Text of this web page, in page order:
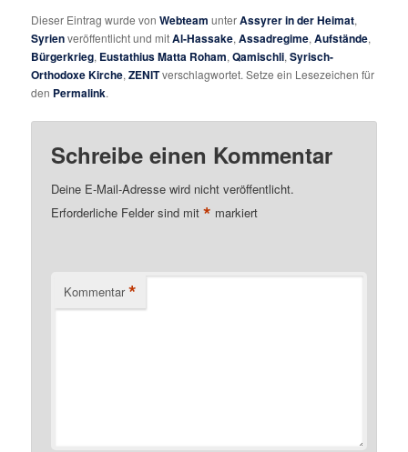
Dieser Eintrag wurde vonWebteam unterAssyrer in der Heimat,
Syrienveröffentlicht und mitAl-Hassake,Assadregime,Aufstände,
Bürgerkrieg, Eustathius Matta Roham,Qamischli,Syrisch-
Orthodoxe Kirche,ZENITverschlagwortet. Setze ein Lesezeichen für
den Permalink.
Schreibe einen Kommentar
Deine E-Mail-Adresse wird nicht veröffentlicht.
Erforderliche Felder sind mit* markiert
Kommentar *